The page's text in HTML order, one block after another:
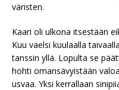
väristen.
Kaari oli ulkona itsestään
Kuu vaelsi kuulaalla
tanssin yllä. Lopulta se
hohti omansävyistään
usvaa. Yksi kerrallaan